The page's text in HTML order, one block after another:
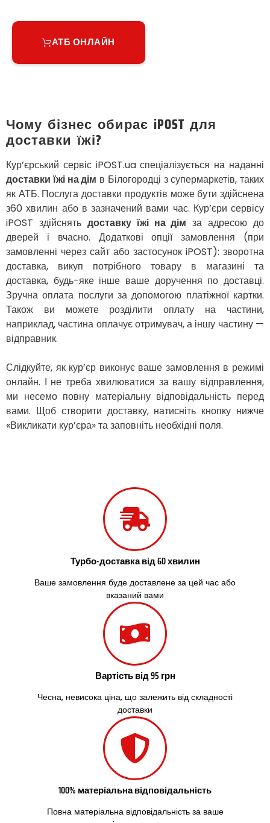
АТБ ОНЛАЙН
Чому бізнес обирає iPOST для
доставки їжі?
Кур’єрський сервіс iPOST.ua спеціалізується на наданні
доставки їжі на дім в Білогородці з супермаркетів, таких
як АТБ. Послуга доставки продуктів може бути здійснена
з60 хвилин або в зазначений вами час. Кур’єри сервісу
iPOST здійснять доставку їжі на дім за адресою до
дверей і вчасно. Додаткові опції замовлення (при
замовленні через сайт або застосунок iPOST): зворотна
доставка, викуп потрібного товару в магазині та
доставка, будь-яке інше ваше доручення по доставці.
Зручна оплата послуги за допомогою платіжної картки.
Також ви можете розділити оплату на частини,
наприклад, частина оплачує отримувач, а іншу частину —
відправник.
Слідкуйте, як кур’єр виконує ваше замовлення в режимі
онлайн. І не треба хвилюватися за вашу відправлення,
ми несемо повну матеріальну відповідальність перед
вами. Щоб створити доставку, натисніть кнопку нижче
«Викликати кур’єра» та заповніть необхідні поля.
Турбо-доставка від 60 хвилин
Ваше замовлення буде доставлене за цей час або
вказаний вами
Вартість від 95 грн
Чесна, невисока ціна, що залежить від складності
доставки
100% матеріальна відповідальність
Повна матеріальна відповідальність за ваше
Великий Омеляник
Верхнедніпровськ
Вільнянськ
Вінниця
Віта-Поштова
Вовчинець
Вознесенськ
Вишгород
Яготин
Южне
Южноукраїнськ
Запоріжжя
Зарічани
Зазим’я
Здолбунів
Жовті Води
Житомир
Зміїв
Знам’янка
Звенигородка
Звягель
Олександрія
Авангард
Бабаи
Бахмач
Бармаки
Біла Церква